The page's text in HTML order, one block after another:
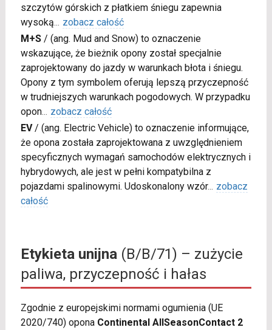
szczytów górskich z płatkiem śniegu zapewnia
wysoką... zobacz całość
M+S/ (ang. Mud and Snow) to oznaczenie
wskazujące, że bieżnik opony został specjalnie
zaprojektowany do jazdy w warunkach błota i śniegu.
Opony z tym symbolem oferują lepszą przyczepność
w trudniejszych warunkach pogodowych. W przypadku
opon... zobacz całość
EV/ (ang. Electric Vehicle) to oznaczenie informujące,
że opona została zaprojektowana z uwzględnieniem
specyficznych wymagań samochodów elektrycznych i
hybrydowych, ale jest w pełni kompatybilna z
pojazdami spalinowymi. Udoskonalony wzór... zobacz
całość
Etykieta unijna(B/B/71) – zużycie
paliwa, przyczepność i hałas
Zgodnie z europejskimi normami ogumienia (UE
2020/740) opona Continental AllSeasonContact 2